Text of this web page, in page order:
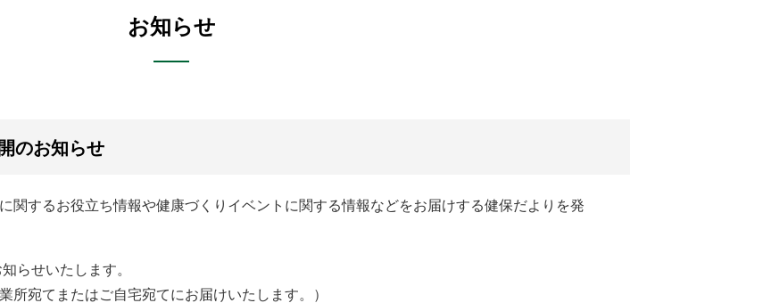
お知らせ
のお知らせ
関するお役立ち情報や健康づくりイベントに関する情報などをお届けする健保だよりを発
らせいたします。
所宛てまたはご自宅宛てにお届けいたします。）